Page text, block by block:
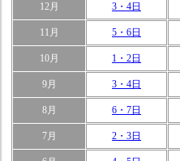
12月 3・4日
11月 5・6日
10月 1・2日
9月 3・4日
8月 6・7日
7月 2・3日